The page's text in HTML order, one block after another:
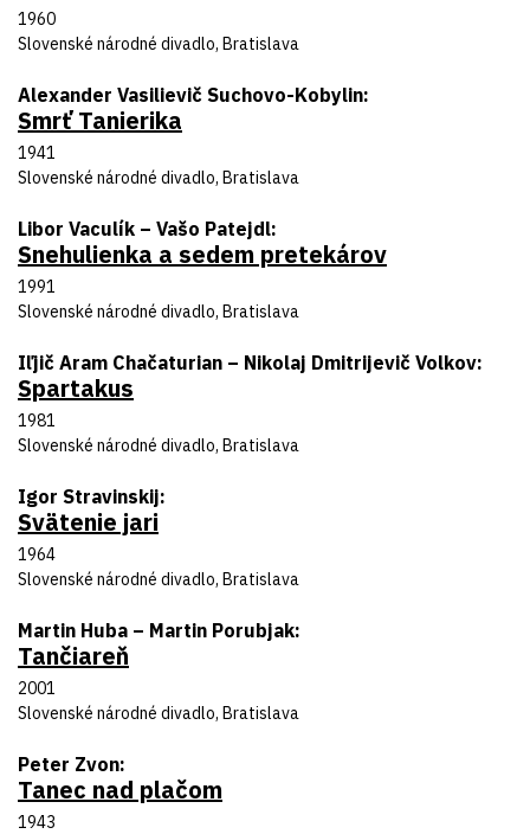
Rok uvedenia
1960
Divadlo
Slovenské národné divadlo, Bratislava
Autor predlohy
Alexander Vasilievič Suchovo-Kobylin
Názov inscenácie
Smrť Tanierika
Rok uvedenia
1941
Divadlo
Slovenské národné divadlo, Bratislava
Autor predlohy
Libor Vaculík – Vašo Patejdl
Názov inscenácie
Snehulienka a sedem pretekárov
Rok uvedenia
1991
Divadlo
Slovenské národné divadlo, Bratislava
Autor predlohy
Iľjič Aram Chačaturian – Nikolaj Dmitrijevič Volkov
Názov inscenácie
Spartakus
Rok uvedenia
1981
Divadlo
Slovenské národné divadlo, Bratislava
Autor predlohy
Igor Stravinskij
Názov inscenácie
Svätenie jari
Rok uvedenia
1964
Divadlo
Slovenské národné divadlo, Bratislava
Autor predlohy
Martin Huba – Martin Porubjak
Názov inscenácie
Tančiareň
Rok uvedenia
2001
Divadlo
Slovenské národné divadlo, Bratislava
Autor predlohy
Peter Zvon
Názov inscenácie
Tanec nad plačom
Rok uvedenia
1943